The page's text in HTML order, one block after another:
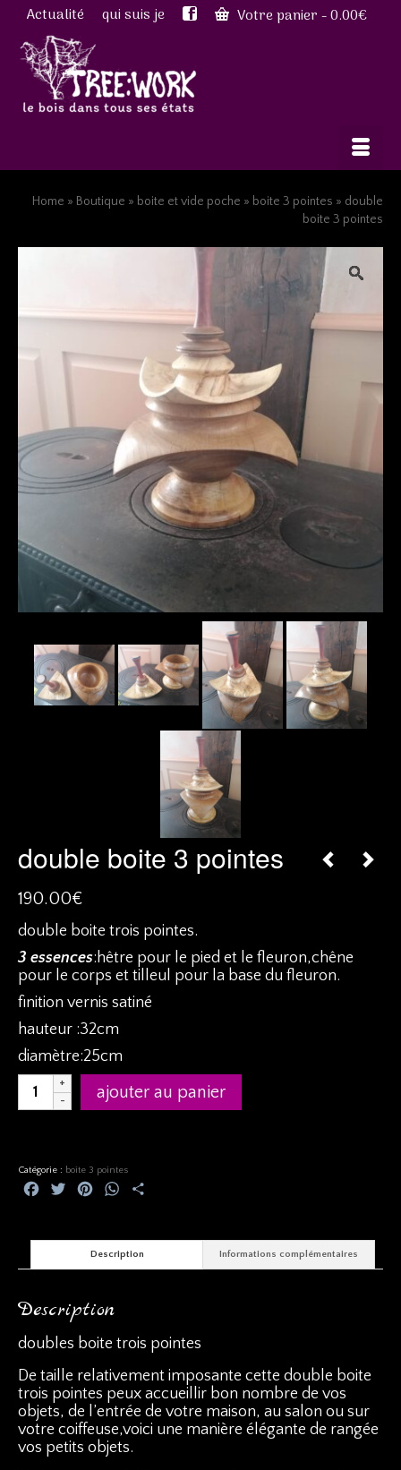
Actualité qui suis je Votre panier-0.00€
Home » Boutique » boite et vide poche » boite 3 pointes » double
boite 3 pointes
double boite 3 pointes
190.00€
double boite trois pointes.
3 essences:hêtre pour le pied et le fleuron,chêne
pour le corps et tilleul pour la base du fleuron.
finition vernis satiné
hauteur :32cm
diamètre:25cm
quantité
pointes
ajouter au panier
Catégorie : boite 3 pointes
FacebookTwitterPinterestWhatsApp
Description Informations complémentaires
Description
doubles boite trois pointes
De taille relativement imposante cette double boite
trois pointes peux accueillir bon nombre de vos
objets, de l’entrée de votre maison, au salon ou sur
votre coiffeuse,voici une manière élégante de rangée
vos petits objets.